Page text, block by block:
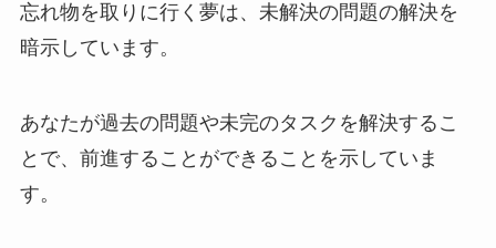
忘れ物を取りに行く夢は、未解決の問題の解決を
暗示しています。
あなたが過去の問題や未完のタスクを解決するこ
とで、前進することができることを示していま
す。